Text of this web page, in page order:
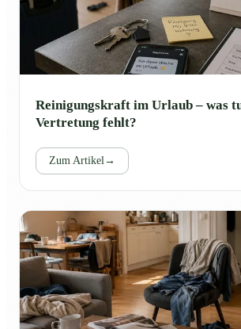
Reinigungskraft im Urlaub – was
Vertretung fehlt?
Zum Artikel →